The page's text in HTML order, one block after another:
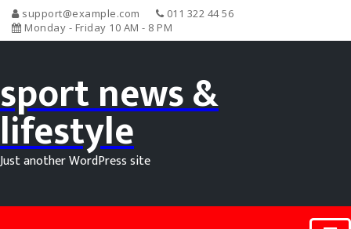
support@example.com
011 322 44 56
Monday - Friday 10 AM - 8 PM
sport news &
lifestyle
Just another WordPress site